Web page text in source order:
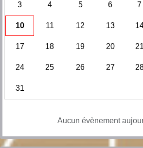
3 4 5 6 7
10 11 12 13
17 18 19 20 21
24 25 26 27
31
Aucun évènement